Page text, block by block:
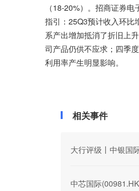
（18-20%）。招商证券
指引：25Q3预计收入环比
系产出增加抵消了折旧上
司产品仍供不应求；四季
利用率产生明显影响。
相关事件
大行评级丨中银国
中芯国际